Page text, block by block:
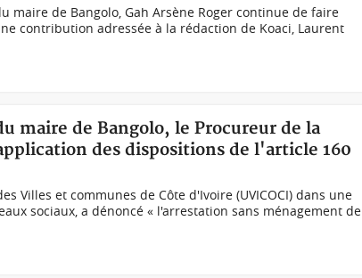
maire de Bangolo, Gah Arsène Roger continue de faire
contribution adressée à la rédaction de Koaci, Laurent
maire de Bangolo, le Procureur de la
des dispositions de l'article 160
Villes et communes de Côte d'Ivoire (UVICOCI) dans une
sociaux, a dénoncé « l'arrestation sans ménagement de